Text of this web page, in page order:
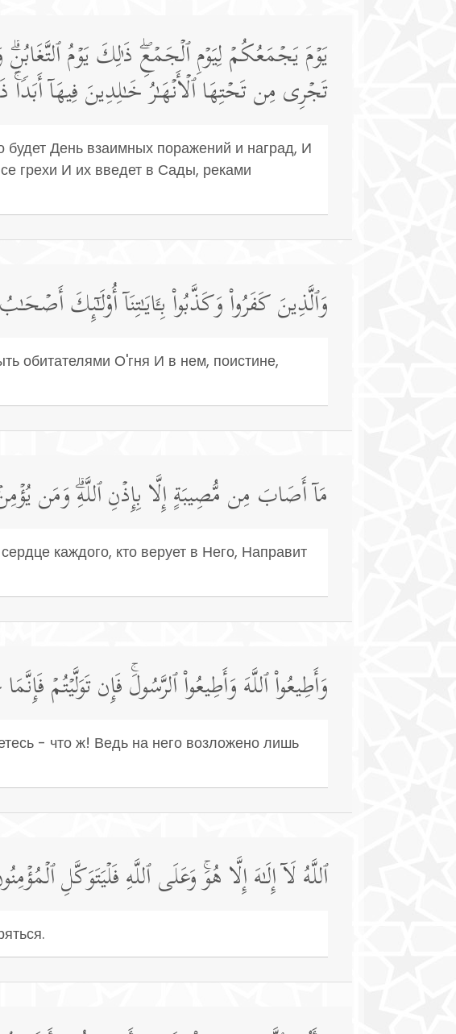
یَوۡمَ یَجۡمَعُكُمۡ لِیَوۡمِ ٱلۡجَمۡعِۖ ذَ ٰ⁠لِكَ یَوۡمُ
تَجۡرِی مِن تَحۡتِهَا ٱلۡأَنۡهَـٰرُ خَـٰلِدِینَ فِیهَاۤ أَبَدࣰاۚ
День взаимных поражений и наград, И
грехи И их введет в Сады, реками
وَٱلَّذِینَ كَفَرُوا۟ وَكَذَّبُوا۟ بِـَٔایَـٰتِنَاۤ أُو۟لَـٰۤىِٕكَ
обитателями О'гня И в нем, поистине,
مَاۤ أَصَابَ مِن مُّصِیبَةٍ إِلَّا بِإِذۡنِ ٱللَّهِۗ وَمَن
каждого, кто верует в Него, Направит
وَأَطِیعُوا۟ ٱللَّهَ وَأَطِیعُوا۟ ٱلرَّسُولَۚ فَإِن تَوَلَّیۡتُمۡ
- что ж! Ведь на него возложено лишь
ٱللَّهُ لَاۤ إِلَـٰهَ إِلَّا هُوَۚ وَعَلَى ٱللَّهِ فَلۡیَتَوَكَّلِ